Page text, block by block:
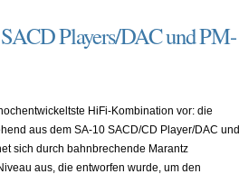
Players/DAC und PM-
HiFi-Kombination vor: die
aus dem SA-10 SACD/CD Player/DAC und
sich durch bahnbrechende Marantz
aus, die entworfen wurde, um den